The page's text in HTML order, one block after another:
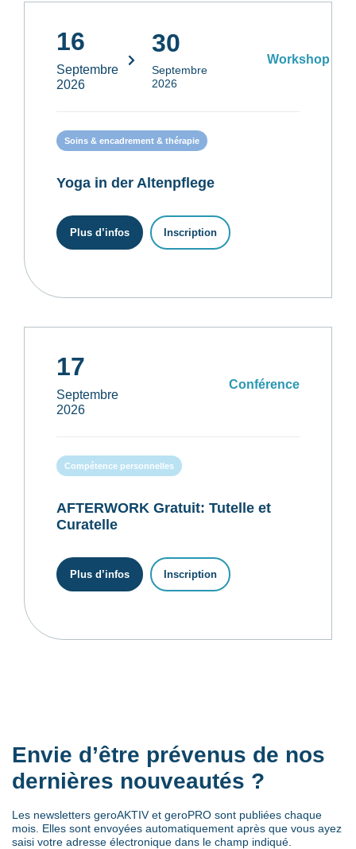
16
Septembre
2026
30
Septembre
2026
Workshop
Soins & encadrement & thérapie
Yoga in der Altenpflege
Plus d’infos Inscription
17
Septembre
2026
Conférence
Compétence personnelles
AFTERWORK Gratuit: Tutelle et
Curatelle
Plus d’infos Inscription
Envie d’être prévenus de nos
dernières nouveautés ?
Les newsletters geroAKTIV et geroPRO sont publiées chaque
mois. Elles sont envoyées automatiquement après que vous ayez
saisi votre adresse électronique dans le champ indiqué.